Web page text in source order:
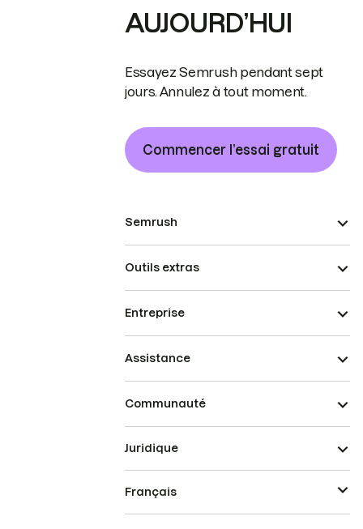
AUJOURD’HUI
Essayez Semrush pendant sept
jours. Annulez à tout moment.
Commencer l’essai gratuit
Semrush
Outils extras
Entreprise
Assistance
Communauté
Juridique
Français